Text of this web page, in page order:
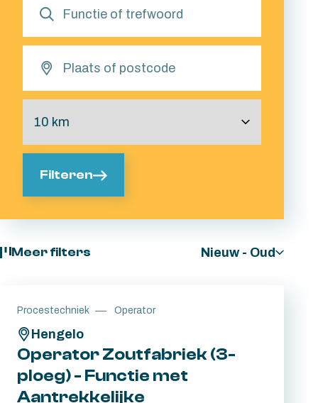
Meer filters Nieuw - Oud
Filteren
Procestechniek Operator
Operator Zoutfabriek (3-
ploeg) - Functie met
Aantrekkelijke
Hengelo